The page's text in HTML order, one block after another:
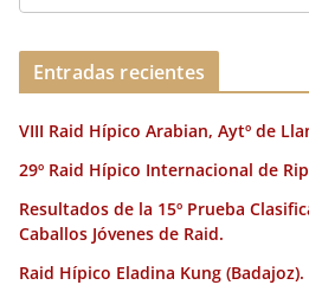
o
o
k
Entradas recientes
VIII Raid Hípico Arabian, Aytº de
29º Raid Hípico Internacional de
Resultados de la 15º Prueba
Caballos Jóvenes de Raid.
Raid Hípico Eladina Kung (Badajoz).